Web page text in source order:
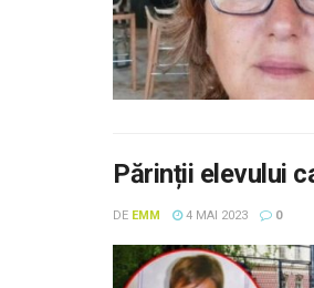
Părinții elevului
DE EMM 4 MAI 2023 0